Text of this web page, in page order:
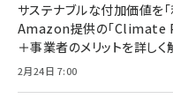
サステナブルな付加価値を
Amazon提供の「Climate
＋事業者のメリットを詳しく
2月24日 7:00